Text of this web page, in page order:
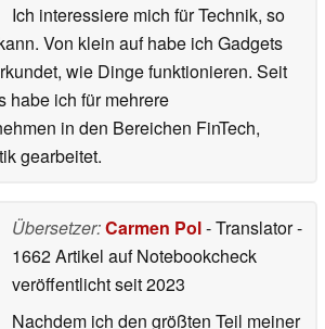
Ich interessiere mich für Technik, so
Von klein auf habe ich Gadgets
wie Dinge funktionieren. Seit
habe ich für mehrere
in den Bereichen FinTech,
gearbeitet.
Übersetzer:Carmen Pol- Translator-
1662 Artikel auf Notebookcheck
veröffentlichtseit 2023
Nachdem ich den größten Teil meiner